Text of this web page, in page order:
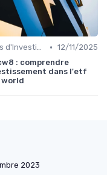
Fonds d'Investissement et ETF • 12/11/2025
: comprendre
dans l'etf
world
2023